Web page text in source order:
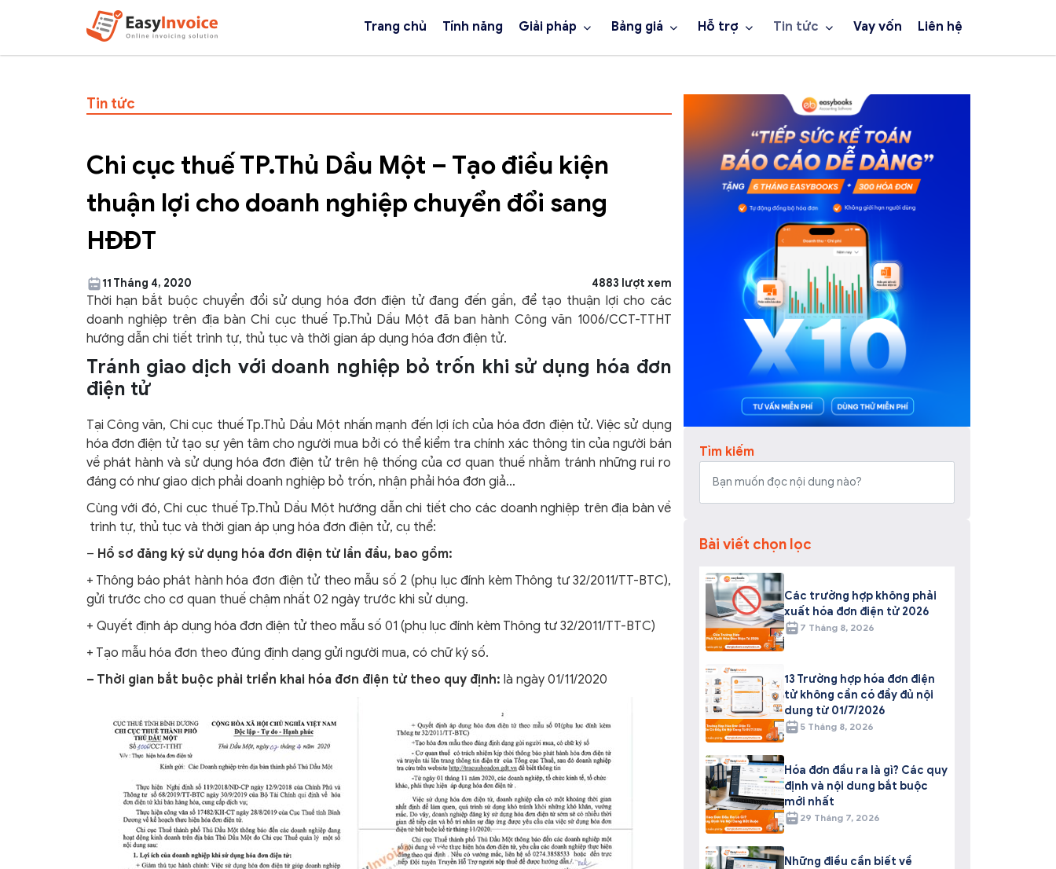
Trang chủ Tính năng Giải pháp Bảng giá Hỗ trợ Tin tức Vay vốn Liên hệ
Tin tức
Chi cục thuế TP.Thủ Dầu Một – Tạo điều kiện
thuận lợi cho doanh nghiệp chuyển đổi sang
HĐĐT
11 Tháng 4, 2020 4883 lượt xem
Thời hạn bắt buộc chuyển đổi sử dụng hóa đơn điện tử đang đến gần, để tạo thuận lợi cho các
doanh nghiệp trên địa bàn Chi cục thuế Tp.Thủ Dầu Một đã ban hành Công văn 1006/CCT-TTHT
hướng dẫn chi tiết trình tự, thủ tục và thời gian áp dụng hóa đơn điện tử.
Tránh giao dịch với doanh nghiệp bỏ trốn khi sử dụng hóa đơn
điện tử
Tại Công văn, Chi cục thuế Tp.Thủ Dầu Một nhấn mạnh đến lợi ích của hóa đơn điện tử. Việc sử dụng
hóa đơn điện tử tạo sự yên tâm cho người mua bởi có thể kiểm tra chính xác thông tin của người bán
về phát hành và sử dụng hóa đơn điện tử trên hệ thống của cơ quan thuế nhằm tránh những rui ro
đáng có như giao dịch phải doanh nghiệp bỏ trốn, nhận phải hóa đơn giả…
Cùng với đó, Chi cục thuế Tp.Thủ Dầu Một hướng dẫn chi tiết cho các doanh nghiệp trên địa bàn về
trình tự, thủ tục và thời gian áp ụng hóa đơn điện tử, cụ thể:
– Hồ sơ đăng ký sử dụng hóa đơn điện tử lần đầu, bao gồm:
+ Thông báo phát hành hóa đơn điện tử theo mẫu số 2 (phụ lục đính kèm Thông tư 32/2011/TT-BTC),
gửi trước cho cơ quan thuế chậm nhất 02 ngày trước khi sử dụng.
+ Quyết định áp dụng hóa đơn điện tử theo mẫu số 01 (phụ lục đính kèm Thông tư 32/2011/TT-BTC)
+ Tạo mẫu hóa đơn theo đúng định dạng gửi người mua, có chữ ký số.
– Thời gian bắt buộc phải triển khai hóa đơn điện tử theo quy định: là ngày 01/11/2020
Tìm kiếm
Bài viết chọn lọc
Các trường hợp không phải
xuất hóa đơn điện tử 2026
7 Tháng 8, 2026
13 Trường hợp hóa đơn điện
tử không cần có đầy đủ nội
dung từ 01/7/2026
5 Tháng 8, 2026
Hóa đơn đầu ra là gì? Các quy
định và nội dung bắt buộc
mới nhất
29 Tháng 7, 2026
Những điều cần biết về